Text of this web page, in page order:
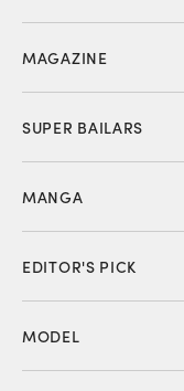
MAGAZINE
SUPER BAILARS
MANGA
EDITOR'S PICK
MODEL